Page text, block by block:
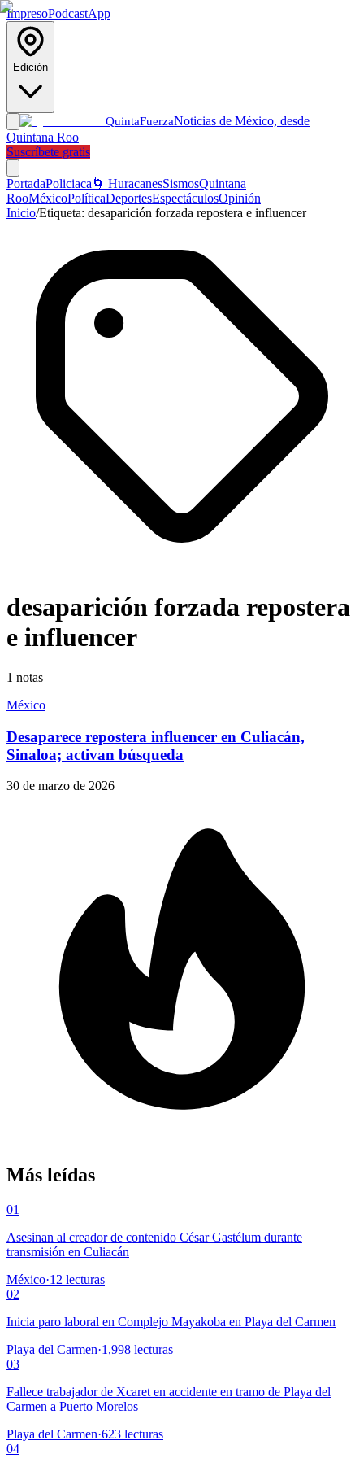
ImpresoPodcastApp
Edición
QuintaFuerzaNoticias de México, desde
Quintana Roo
Suscríbete gratis
PortadaPoliciaca 🌀 HuracanesSismosQuintana
RooMéxicoPolíticaDeportesEspectáculosOpinión
Inicio/Etiqueta: desaparición forzada repostera e influencer
desaparición forzada repostera
e influencer
1 notas
México
Desaparece repostera influencer en Culiacán,
Sinaloa; activan búsqueda
30 de marzo de 2026
Más leídas
01
Asesinan al creador de contenido César Gastélum durante
transmisión en Culiacán
México·12 lecturas
02
Inicia paro laboral en Complejo Mayakoba en Playa del Carmen
Playa del Carmen·1,998 lecturas
03
Fallece trabajador de Xcaret en accidente en tramo de Playa del
Carmen a Puerto Morelos
Playa del Carmen·623 lecturas
04